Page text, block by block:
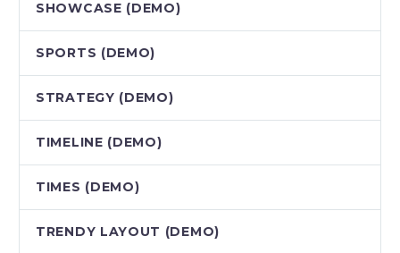
SHOWCASE (DEMO)
SPORTS (DEMO)
STRATEGY (DEMO)
TIMELINE (DEMO)
TIMES (DEMO)
TRENDY LAYOUT (DEMO)